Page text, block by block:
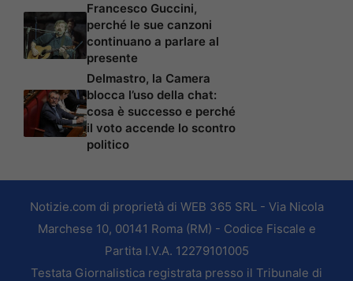
Francesco Guccini,
perché le sue canzoni
continuano a parlare al
presente
Delmastro, la Camera
blocca l’uso della chat:
cosa è successo e perché
il voto accende lo scontro
politico
Notizie.com di proprietà di WEB 365 SRL - Via Nicola
Marchese 10, 00141 Roma (RM) - Codice Fiscale e
Partita I.V.A. 12279101005
Testata Giornalistica registrata presso il Tribunale di